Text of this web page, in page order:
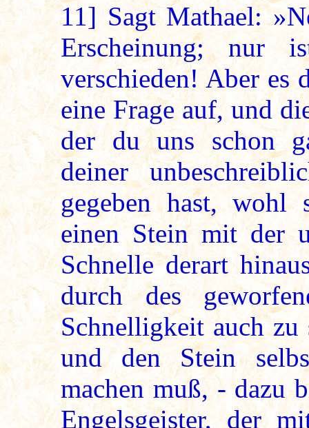
11] Sagt Mathael:
Erscheinung; nur
verschieden! Aber es
eine Frage auf, und
der du uns schon
deiner
gegeben hast,
einen Stein mit der
Schnelle derart
durch des
Schnelligkeit auch zu
und den Stein
machen muß, - dazu
Engelsgeister, der